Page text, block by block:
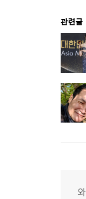
관련글